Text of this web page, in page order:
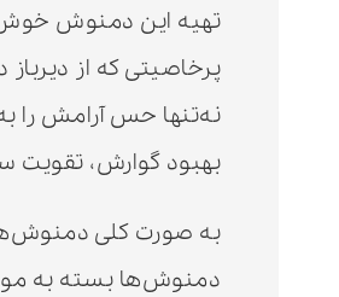
تهیه این دمنوش
پرخاصیتی که از
نه‌تنها حس آرامش را
بهبود گوارش،
به صورت کلی دمنوش‌ها
دمنوش‌ها بسته به